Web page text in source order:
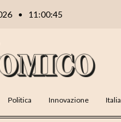
• 11:00:47
Politica Innovazione Italia